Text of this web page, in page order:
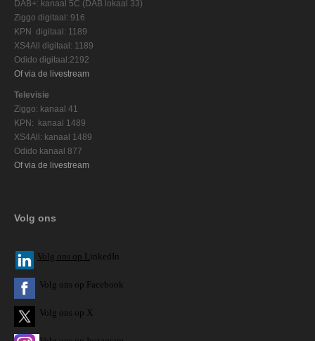
DAB+: kanaal 5C (DAB lokaal 33)
Ziggo digitaal: 916
KPN digitaal: 1189
XS4All digitaal: 1189
Odido digitaal:2192
Of via de livestream
Televisie
Ziggo: kanaal 41
KPN: kanaal 1489
XS4All: kanaal 1489
Odido kanaal 877
Of via de livestream
Volg ons
Volg ons op L inkedIn
Volg ons op Facebook
Volg ons op X